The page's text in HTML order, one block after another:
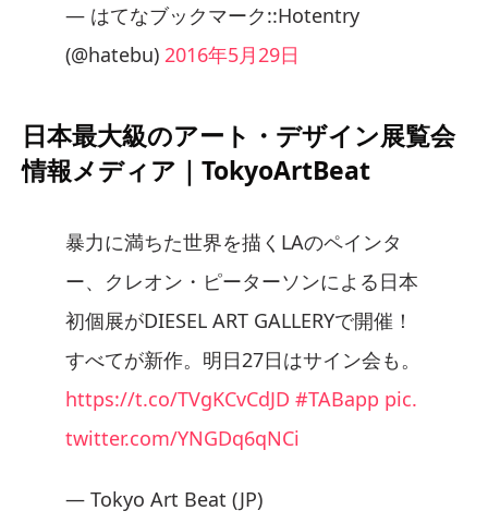
— はてなブックマーク::Hotentry
(@hatebu) 2016年5月29日
日本最大級のアート・デザイン展覧会
情報メディア｜TokyoArtBeat
暴力に満ちた世界を描くLAのペインタ
ー、クレオン・ピーターソンによる日本
初個展がDIESEL ART GALLERYで開催！
すべてが新作。明日27日はサイン会も。
https://t.co/TVgKCvCdJD #TABapp pic.
twitter.com/YNGDq6qNCi
— Tokyo Art Beat (JP)